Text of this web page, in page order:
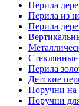
Перила
Перила из
Перила
Стеклянные
Перила
Детские
Поручни на
Поручни